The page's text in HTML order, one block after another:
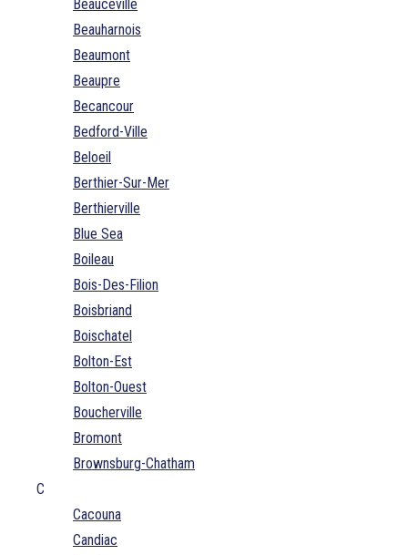
Beauceville
Beauharnois
Beaumont
Beaupre
Becancour
Bedford-Ville
Beloeil
Berthier-Sur-Mer
Berthierville
Blue Sea
Boileau
Bois-Des-Filion
Boisbriand
Boischatel
Bolton-Est
Bolton-Ouest
Boucherville
Bromont
Brownsburg-Chatham
C
Cacouna
Candiac